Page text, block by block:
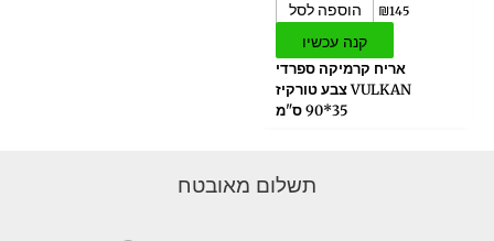
₪145 הוספה לסל
קנה עכשיו
אריח קרמיקה ספרדי
VULKAN צבע טורקיז
35*90 ס"מ
תשלום מאובטח